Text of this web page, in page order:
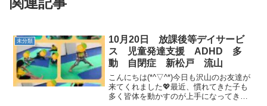
未分類
10月20日 放課後等デイサービ
ス 児童発達支援 ADHD 多
動 自閉症 新松戸 流山
こんにちは(*^▽^*)今日も沢山のお友達が
来てくれました💖最近、慣れてきた子も
多く皆体を動かすのが上手になってきま